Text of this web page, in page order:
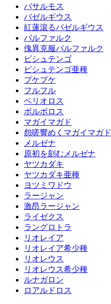
バサルモス
バゼルギウス
紅蓮滾るバゼルギウス
バルファルク
傀異克服バルファルク
ビシュテンゴ
ビシュテンゴ亜種
プケプケ
フルフル
ベリオロス
ボルボロス
マガイマガド
怨嗟響めくマガイマガド
メルゼナ
原初を刻むメルゼナ
ヤツカダキ
ヤツカダキ亜種
ヨツミワドウ
ラージャン
激昂ラージャン
ライゼクス
ラングロトラ
リオレイア
リオレイア希少種
リオレウス
リオレウス希少種
ルナガロン
ロアルドロス